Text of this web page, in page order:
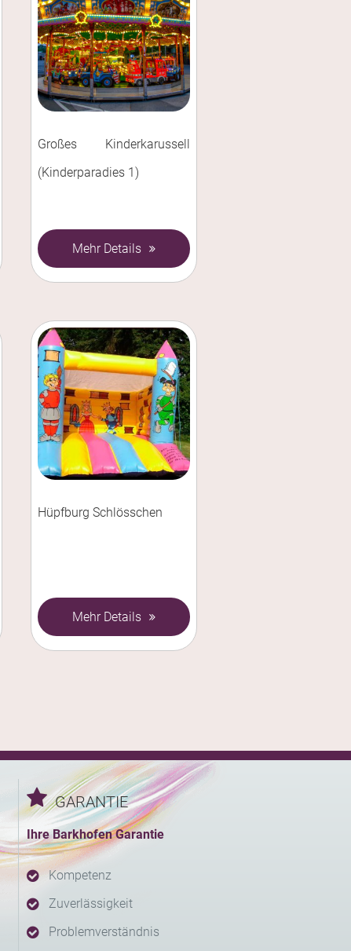
Großes Kinderkarussell
(Kinderparadies 1)
Mehr Details
Hüpfburg Schlösschen
Mehr Details
GARANTIE
Ihre Barkhofen Garantie
Kompetenz
Zuverlässigkeit
Problemverständnis